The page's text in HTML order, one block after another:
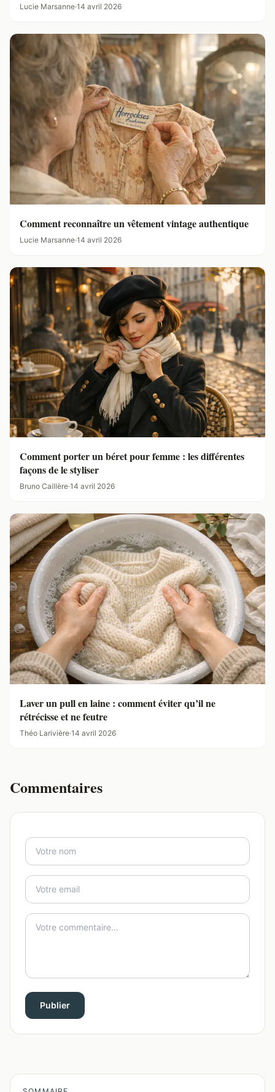
Lucie Marsanne·14 avril 2026
Comment reconnaître un vêtement vintage authentique
Lucie Marsanne·14 avril 2026
Comment porter un béret pour femme : les différentes
façons de le styliser
Bruno Caillère·14 avril 2026
Laver un pull en laine : comment éviter qu’il ne
rétrécisse et ne feutre
Théo Larivière·14 avril 2026
Commentaires
Publier